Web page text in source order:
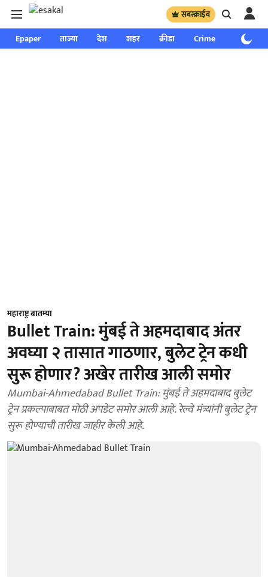
सबस्क्राईब
Epaper ताज्या देश शहर क्रीडा Crime साप्ताहिक
महाराष्ट्र बातम्या
Bullet Train: मुंबई ते अहमदाबाद अंतर
अवघ्या २ तासात गाठणार, बुलेट ट्रेन कधी
सुरू होणार? अखेर तारीख आली समोर
Mumbai-Ahmedabad Bullet Train: मुंबई ते अहमदाबाद बुलेट
ट्रेन प्रकल्पाबाबत मोठी अपडेट समोर आली आहे. रेल्वे मंत्र्यांनी बुलेट ट्रेन
सुरू होण्याची तारीख जाहीर केली आहे.